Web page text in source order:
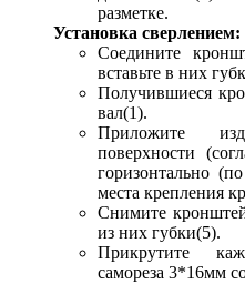
разметке.
Установка сверлением:
Cоедините
вставьте в них
Получившиеся
вал(1).
Приложите
поверхности
горизонтально
места крепления
Снимите
из них губки(5).
Прикрутите
самореза 3*16мм